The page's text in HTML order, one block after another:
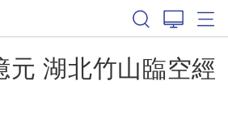
元 湖北竹山臨空經